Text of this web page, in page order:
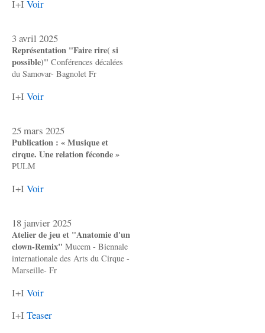
I+I Voir
3 avril 2025
Représentation "Faire rire( si
possible)" Conférences décalées
du Samovar- Bagnolet Fr
I+I Voir
25 mars 2025
Publication : « Musique et
cirque. Une relation féconde »
PULM
I+I Voir
18 janvier 2025
Atelier de jeu et "Anatomie d'un
clown-Remix" Mucem - Biennale
internationale des Arts du Cirque -
Marseille- Fr
I+I Voir
I+I Teaser